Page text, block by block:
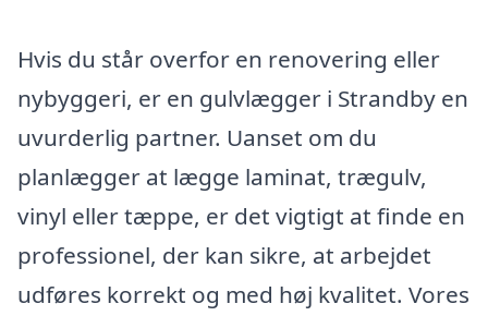
Hvis du står overfor en renovering eller
nybyggeri, er en gulvlægger i Strandby en
uvurderlig partner. Uanset om du
planlægger at lægge laminat, trægulv,
vinyl eller tæppe, er det vigtigt at finde en
professionel, der kan sikre, at arbejdet
udføres korrekt og med høj kvalitet. Vores